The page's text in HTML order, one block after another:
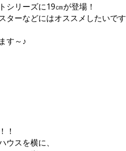
シリーズに19㎝が登場！
ターなどにはオススメしたいです
す～♪
！
スを横に、